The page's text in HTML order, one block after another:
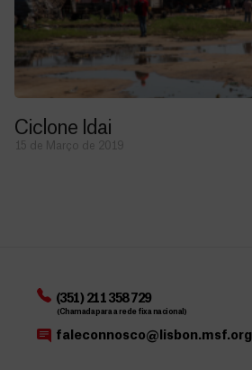
Ciclone Idai
15 de Março de 2019
(351) 211 358 729
(Chamada para a rede fixa nacional)
faleconnosco@lisbon.msf.org